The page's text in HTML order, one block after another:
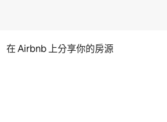
在 Airbnb 上分享你的房源